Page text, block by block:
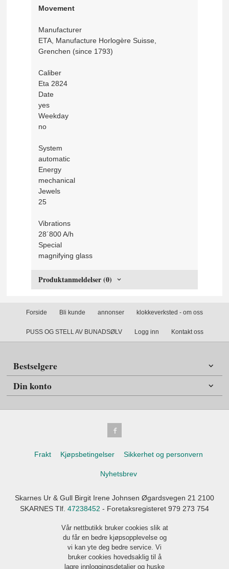
Movement
Manufacturer
ETA, Manufacture Horlogère Suisse,
Grenchen (since 1793)
Caliber
Eta 2824
Date
yes
Weekday
no
System
automatic
Energy
mechanical
Jewels
25
Vibrations
28´800 A/h
Special
magnifying glass
Produktanmeldelser (0)
Forside Bli kunde annonser klokkeverksted - om oss
PUSS OG STELL AV BUNADSØLV Logg inn Kontakt oss
Bestselgere
Din konto
Frakt Kjøpsbetingelser Sikkerhet og personvern
Nyhetsbrev
Skarnes Ur & Gull Birgit Irene Johnsen Øgardsvegen 21 2100
SKARNES Tlf. 47238452 - Foretaksregisteret 979 273 754
Vår nettbutikk bruker cookies slik at
du får en bedre kjøpsopplevelse og
vi kan yte deg bedre service. Vi
bruker cookies hovedsaklig til å
lagre innloggingsdetaljer og huske